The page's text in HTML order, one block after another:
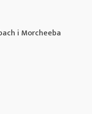
i Morcheeba